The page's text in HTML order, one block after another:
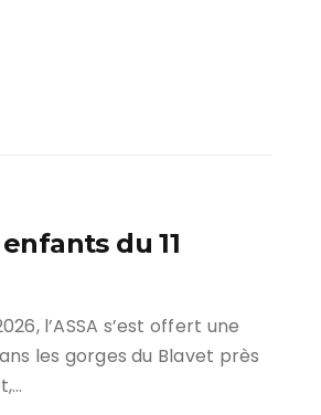
du 11
l’ASSA s’est offert une
les gorges du Blavet près